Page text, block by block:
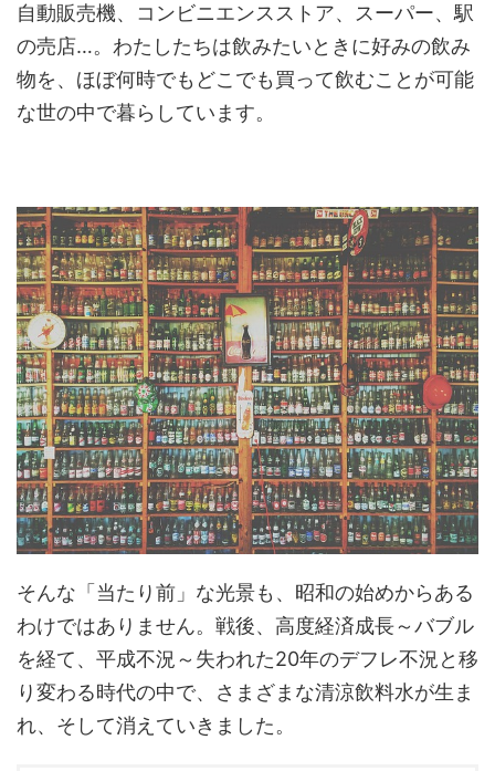
自動販売機、コンビニエンスストア、スーパー、駅
の売店…。わたしたちは飲みたいときに好みの飲み
物を、ほぼ何時でもどこでも買って飲むことが可能
な世の中で暮らしています。
そんな「当たり前」な光景も、昭和の始めからある
わけではありません。戦後、高度経済成長～バブル
を経て、平成不況～失われた20年のデフレ不況と移
り変わる時代の中で、さまざまな清涼飲料水が生ま
れ、そして消えていきました。